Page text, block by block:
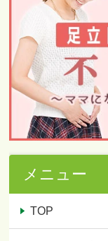
メニュー
TOP